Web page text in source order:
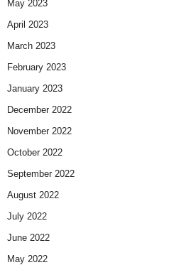
May 2023
April 2023
March 2023
February 2023
January 2023
December 2022
November 2022
October 2022
September 2022
August 2022
July 2022
June 2022
May 2022